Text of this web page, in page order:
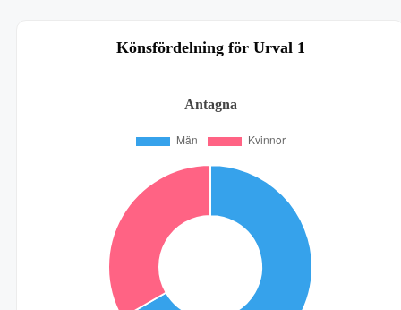
Könsfördelning för Urval 1
Antagna